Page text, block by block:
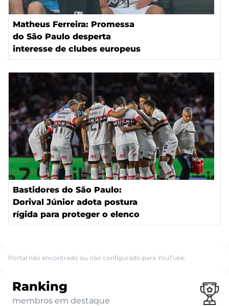
Matheus Ferreira: Promessa
do São Paulo desperta
interesse de clubes europeus
Bastidores do São Paulo:
Dorival Júnior adota postura
rígida para proteger o elenco
Portal não encontrado ou não configurado para YouTube.
Ranking
membros em destaque